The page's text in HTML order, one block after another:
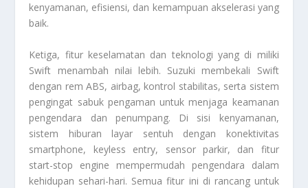
kenyamanan, efisiensi, dan kemampuan akselerasi yang
baik.
Ketiga, fitur keselamatan dan teknologi yang di miliki
Swift menambah nilai lebih. Suzuki membekali Swift
dengan rem ABS, airbag, kontrol stabilitas, serta sistem
pengingat sabuk pengaman untuk menjaga keamanan
pengendara dan penumpang. Di sisi kenyamanan,
sistem hiburan layar sentuh dengan konektivitas
smartphone, keyless entry, sensor parkir, dan fitur
start-stop engine mempermudah pengendara dalam
kehidupan sehari-hari. Semua fitur ini di rancang untuk